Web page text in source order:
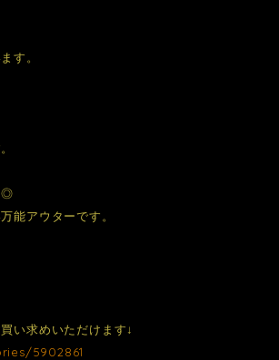
す。
◎
能アウターです。
い求めいただけます↓
5902861